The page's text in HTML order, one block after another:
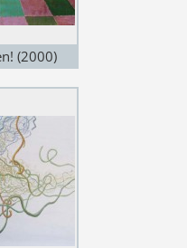
(2000)